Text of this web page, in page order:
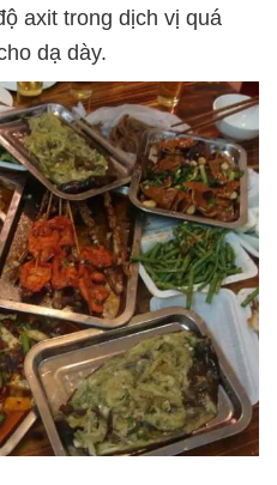
axit trong dịch vị quá
dạ dày.